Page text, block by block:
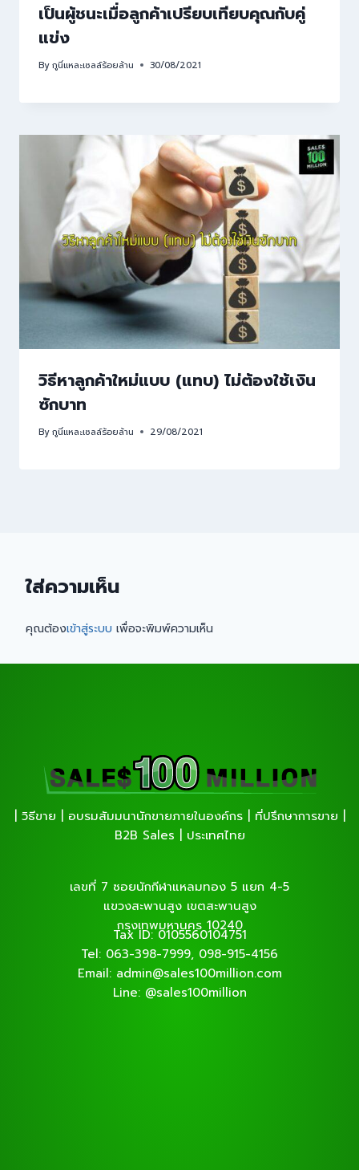
เป็นผู้ชนะเมื่อลูกค้าเปรียบเทียบคุณกับคู่
แข่ง
Byกูนี่แหละเซลล์ร้อยล้าน 30/08/2021
วิธีหาลูกค้าใหม่แบบ (แทบ) ไม่ต้องใช้เงิน
ซักบาท
Byกูนี่แหละเซลล์ร้อยล้าน 29/08/2021
ใส่ความเห็น
คุณต้องเข้าสู่ระบบ เพื่อจะพิมพ์ความเห็น
| วิธีขาย | อบรมสัมมนานักขายภายในองค์กร | ที่ปรึกษาการขาย |
B2B Sales | ประเทศไทย
เลขที่ 7 ซอยนักกีฬาแหลมทอง 5 แยก 4-5
แขวงสะพานสูง เขตสะพานสูง
กรุงเทพมหานคร 10240
Tax ID: 0105560104751
Tel: 063-398-7999, 098-915-4156
Email: admin@sales100million.com
Line: @sales100million